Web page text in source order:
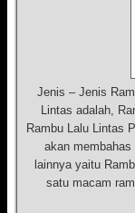
Jenis – Jenis
Lintas adalah,
Rambu Lalu Lintas
akan
lainnya yaitu
satu macam